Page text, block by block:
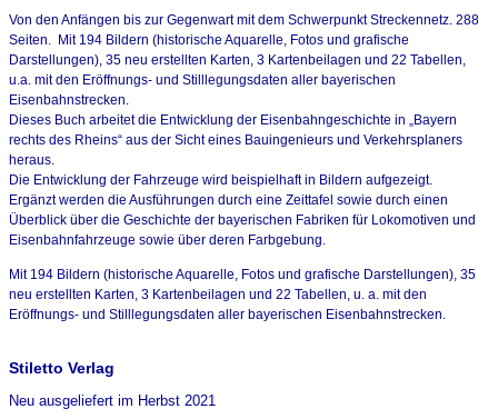
Von den Anfängen bis zur Gegenwart mit dem Schwerpunkt Streckennetz. 288
Seiten. Mit 194 Bildern (historische Aquarelle, Fotos und grafische
Darstellungen), 35 neu erstellten Karten, 3 Kartenbeilagen und 22 Tabellen,
u.a. mit den Eröffnungs- und Stilllegungsdaten aller bayerischen
Eisenbahnstrecken.
Dieses Buch arbeitet die Entwicklung der Eisenbahngeschichte in „Bayern
rechts des Rheins“ aus der Sicht eines Bauingenieurs und Verkehrsplaners
heraus.
Die Entwicklung der Fahrzeuge wird beispielhaft in Bildern aufgezeigt.
Ergänzt werden die Ausführungen durch eine Zeittafel sowie durch einen
Überblick über die Geschichte der bayerischen Fabriken für Lokomotiven und
Eisenbahnfahrzeuge sowie über deren Farbgebung.
Mit 194 Bildern (historische Aquarelle, Fotos und grafische Darstellungen), 35
neu erstellten Karten, 3 Kartenbeilagen und 22 Tabellen, u. a. mit den
Eröffnungs- und Stilllegungsdaten aller bayerischen Eisenbahnstrecken.
Stiletto Verlag
Neu ausgeliefert im Herbst 2021